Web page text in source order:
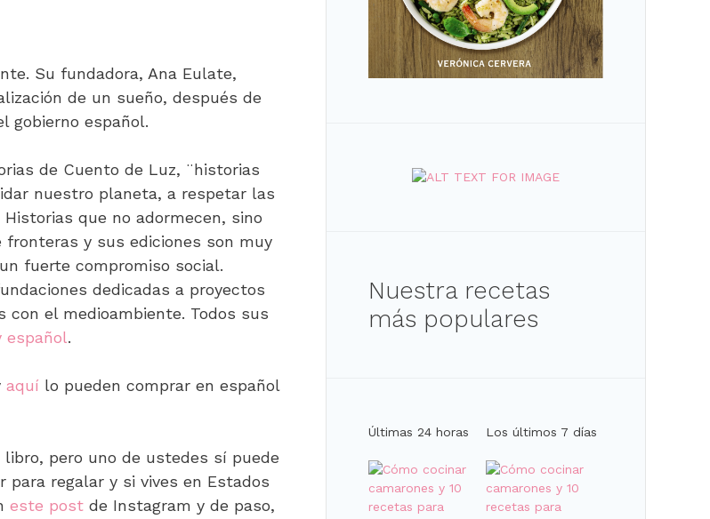
Su fundadora, Ana Eulate,
de un sueño, después de
gobierno español.
de Cuento de Luz, ¨historias
nuestro planeta, a respetar las
que no adormecen, sino
y sus ediciones son muy
fuerte compromiso social.
dedicadas a proyectos
el medioambiente. Todos sus
español.
aquí lo pueden comprar en español
pero uno de ustedes sí puede
regalar y si vives en Estados
este post de Instagram y de paso,
Nuestra recetas
más populares
Últimas 24 horas Los últimos 7 días